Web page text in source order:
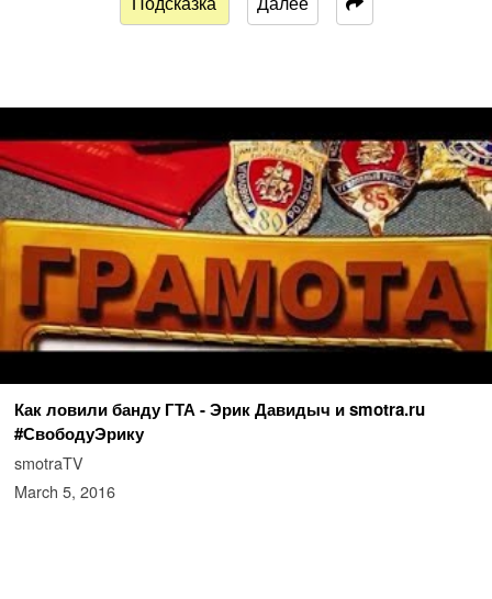
Как ловили банду ГТА - Эрик Давидыч и smotra.ru
#СвободуЭрику
smotraTV
March 5, 2016